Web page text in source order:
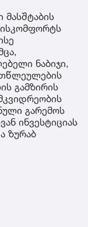
მასშტაბის
ნაბიჯი,
გამზირის
გარემოს
ინვესტიციას
ზურაბ